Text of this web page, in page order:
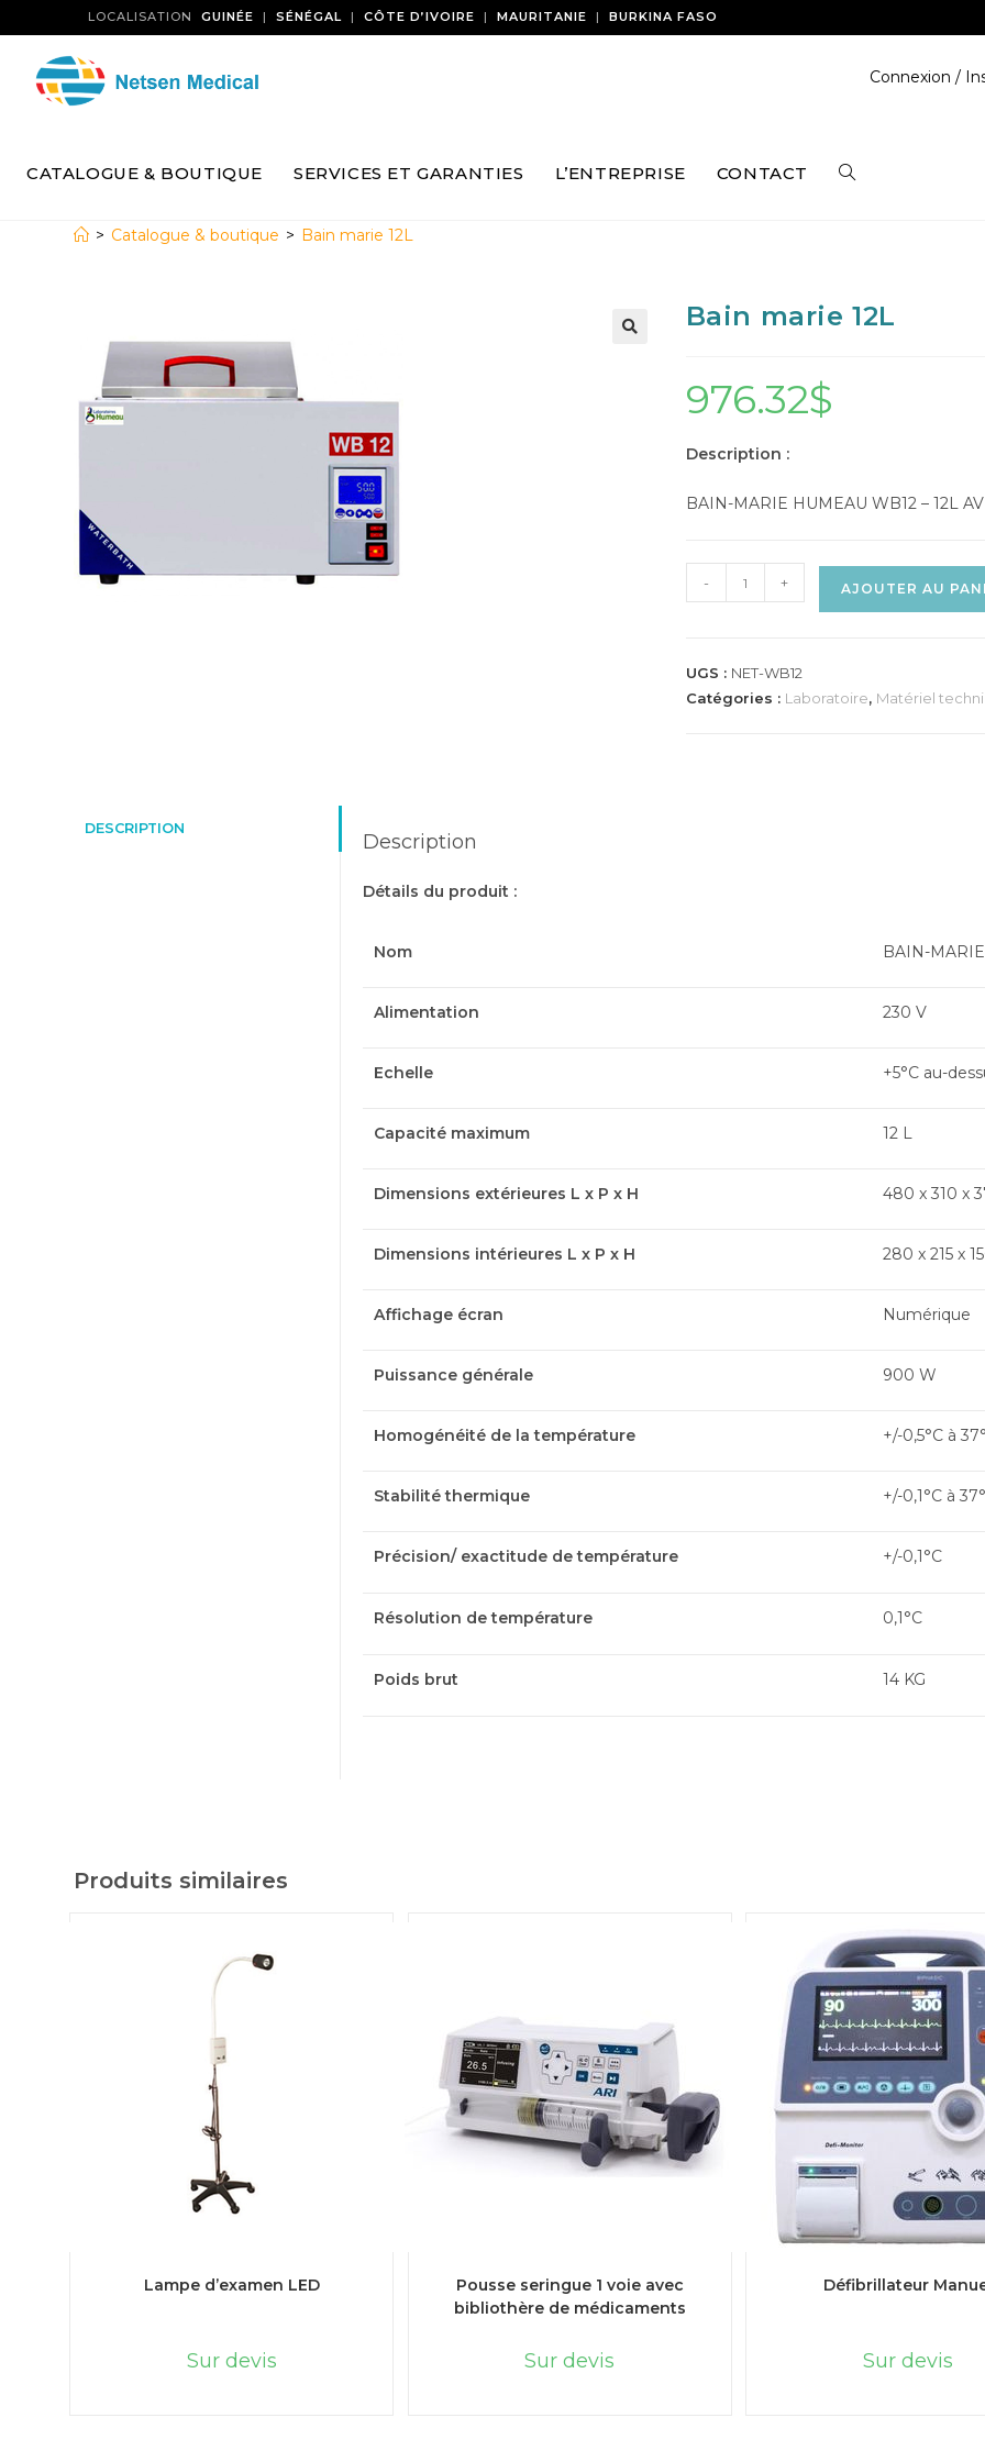
LOCALISATION GUINÉE | SÉNÉGAL | CÔTE D’IVOIRE | MAURITANIE | BURKINA FASO
Connexion /
CATALOGUE & BOUTIQUE SERVICES ET GARANTIES L’ENTREPRISE CONTACT
> Catalogue & boutique > Bain marie 12L
Bain marie 12L
976.32$
Description :
BAIN-MARIE HUMEAU WB12 – 12L
- + AJOUTER AU
UGS : NET-WB12
Catégories : Laboratoire, Matériel
DESCRIPTION
Description
Détails du produit :
Nom BAIN-
Alimentation 230 V
Echelle +5°C au-
Capacité maximum 12 L
Dimensions extérieures L x P x H 480 x 310 x
Dimensions intérieures L x P x H 280 x 215 x
Affichage écran Numérique
Puissance générale 900 W
Homogénéité de la température +/-0,5°C à
Stabilité thermique +/-0,1°C à
Précision/ exactitude de température +/-0,1°C
Résolution de température 0,1°C
Poids brut 14 KG
Produits similaires
Lampe d’examen LED
Sur devis
Pousse seringue 1 voie avec
bibliothère de médicaments
Sur devis
Défibrillateur
Sur devis